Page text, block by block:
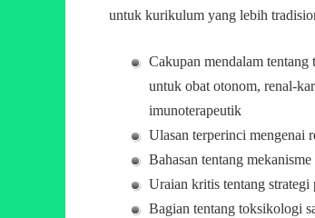
untuk kurikulum yang lebih
Cakupan mendalam
untuk obat otonom, renal-
imunoterapeutik
Ulasan terperinci mengenai
Bahasan tentang
Uraian kritis tentang strategi
Bagian tentang toksikologi